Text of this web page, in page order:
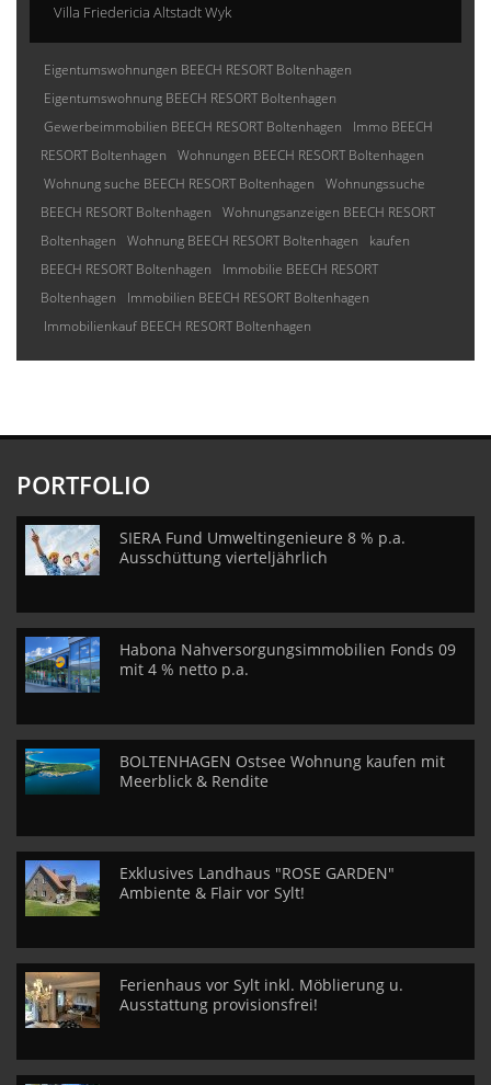
Villa Friedericia Altstadt Wyk
Eigentumswohnungen BEECH RESORT Boltenhagen
Eigentumswohnung BEECH RESORT Boltenhagen
Gewerbeimmobilien BEECH RESORT Boltenhagen
Immo BEECH
RESORT Boltenhagen
Wohnungen BEECH RESORT Boltenhagen
Wohnung suche BEECH RESORT Boltenhagen
Wohnungssuche
BEECH RESORT Boltenhagen
Wohnungsanzeigen BEECH RESORT
Boltenhagen
Wohnung BEECH RESORT Boltenhagen
kaufen
BEECH RESORT Boltenhagen
Immobilie BEECH RESORT
Boltenhagen
Immobilien BEECH RESORT Boltenhagen
Immobilienkauf BEECH RESORT Boltenhagen
PORTFOLIO
SIERA Fund Umweltingenieure 8 % p.a.
Ausschüttung vierteljährlich
Habona Nahversorgungsimmobilien Fonds 09
mit 4 % netto p.a.
BOLTENHAGEN Ostsee Wohnung kaufen mit
Meerblick & Rendite
Exklusives Landhaus "ROSE GARDEN"
Ambiente & Flair vor Sylt!
Ferienhaus vor Sylt inkl. Möblierung u.
Ausstattung provisionsfrei!